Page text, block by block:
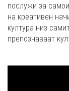
послужи за
на креативен
култура низ
препознаваат